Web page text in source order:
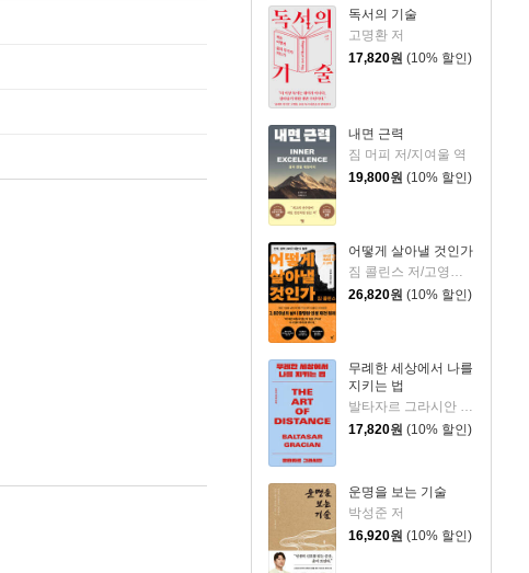
독서의 기술
고명환 저
17,820원 (10% 할인)
내면 근력
짐 머피 저/지여울 역
19,800원 (10% 할인)
어떻게 살아낼 것인가
짐 콜린스 저/고영훈,윤영호 역
26,820원 (10% 할인)
무례한 세상에서 나를
지키는 법
17,820원 (10% 할인)
운명을 보는 기술
박성준 저
16,920원 (10% 할인)